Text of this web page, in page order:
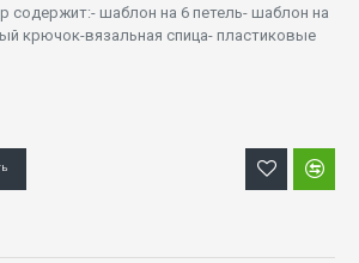
содержит:- шаблон на 6 петель- шаблон на
крючок-вязальная спица- пластиковые